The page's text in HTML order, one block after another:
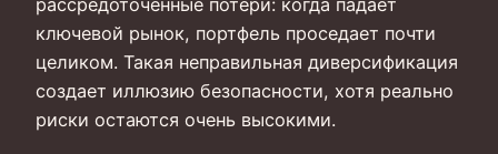
рассредоточенные потери: когда падает
ключевой рынок, портфель проседает почти
целиком. Такая неправильная диверсификация
создает иллюзию безопасности, хотя реально
риски остаются очень высокими.